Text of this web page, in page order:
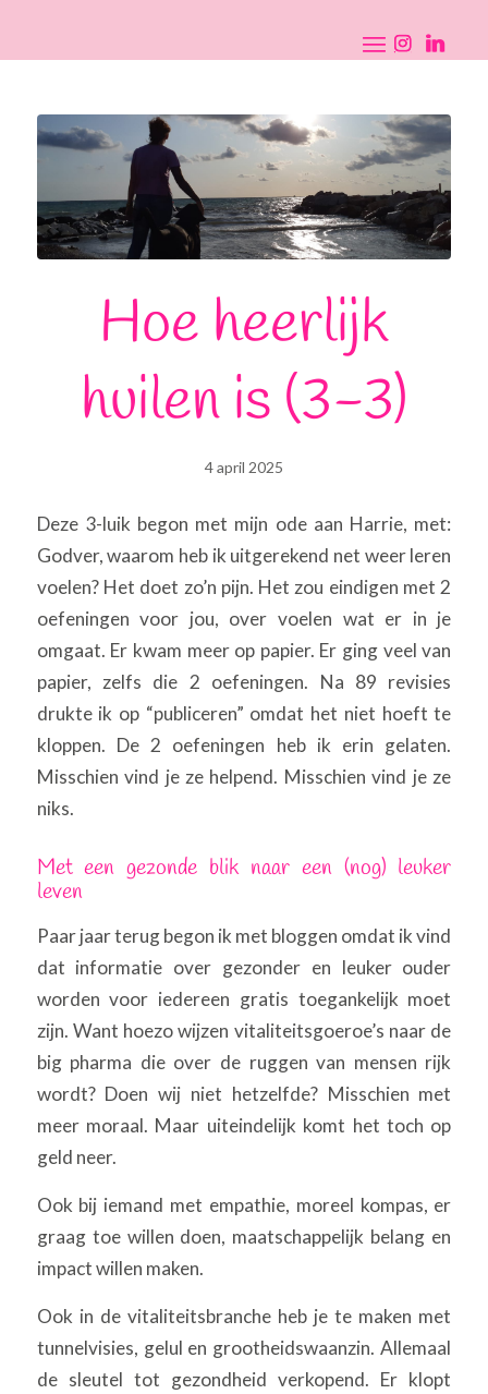
Hoe heerlijk
huilen is (3-3)
4 april 2025
Deze 3-luik begon met mijn ode aan Harrie, met:
Godver, waarom heb ik uitgerekend net weer leren
voelen? Het doet zo’n pijn. Het zou eindigen met 2
oefeningen voor jou, over voelen wat er in je
omgaat. Er kwam meer op papier. Er ging veel van
papier, zelfs die 2 oefeningen. Na 89 revisies
drukte ik op “publiceren” omdat het niet hoeft te
kloppen. De 2 oefeningen heb ik erin gelaten.
Misschien vind je ze helpend. Misschien vind je ze
niks.
Met een gezonde blik naar een (nog) leuker
leven
Paar jaar terug begon ik met bloggen omdat ik vind
dat informatie over gezonder en leuker ouder
worden voor iedereen gratis toegankelijk moet
zijn. Want hoezo wijzen vitaliteitsgoeroe’s naar de
big pharma die over de ruggen van mensen rijk
wordt? Doen wij niet hetzelfde? Misschien met
meer moraal. Maar uiteindelijk komt het toch op
geld neer.
Ook bij iemand met empathie, moreel kompas, er
graag toe willen doen, maatschappelijk belang en
impact willen maken.
Ook in de vitaliteitsbranche heb je te maken met
tunnelvisies, gelul en grootheidswaanzin. Allemaal
de sleutel tot gezondheid verkopend. Er klopt